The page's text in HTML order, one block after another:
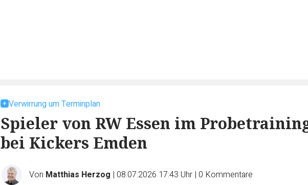
Verwirrung um Terminplan
Spieler von RW Essen im
bei Kickers Emden
Von Matthias Herzog | 08.07.2026 17:43 Uhr | 0 Kommentare